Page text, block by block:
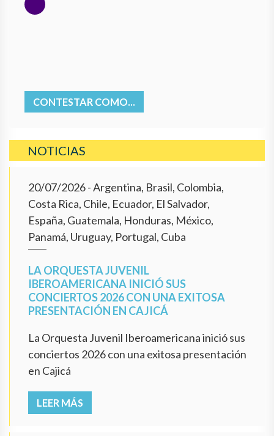
CONTESTAR COMO...
NOTICIAS
20/07/2026- Argentina, Brasil, Colombia,
Costa Rica, Chile, Ecuador, El Salvador,
España, Guatemala, Honduras, México,
Panamá, Uruguay, Portugal, Cuba
LA ORQUESTA JUVENIL
IBEROAMERICANA INICIÓ SUS
CONCIERTOS 2026 CON UNA EXITOSA
PRESENTACIÓN EN CAJICÁ
La Orquesta Juvenil Iberoamericana inició sus
conciertos 2026 con una exitosa presentación
en Cajicá
LEER MÁS